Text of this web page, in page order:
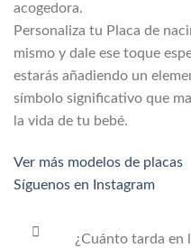
acogedora.
Personaliza tu Placa de
mismo y dale ese toque
estarás añadiendo un
símbolo significativo que
la vida de tu bebé.
Ver más modelos de placas
Síguenos en Instagram
¿Cuánto tarda en